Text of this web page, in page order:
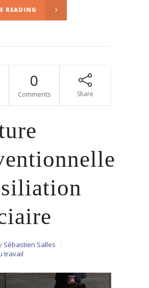
READING
0
Comments Share
Sébastien Salles
travail